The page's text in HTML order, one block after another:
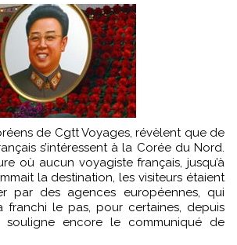
s’intéressent à la Corée du Nord.
où aucun voyagiste français, jusqu’à
la destination, les visiteurs étaient
par des agences européennes, qui
franchi le pas, pour certaines, depuis
encore le communiqué de